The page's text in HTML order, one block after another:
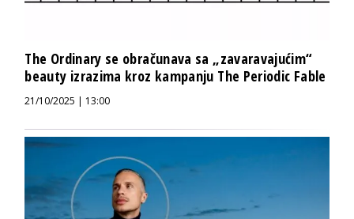
The Ordinary se obračunava sa „zavaravajućim“
beauty izrazima kroz kampanju The Periodic Fable
21/10/2025 | 13:00